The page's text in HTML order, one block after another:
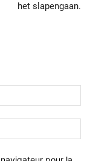
het slapengaan.
:*
:*